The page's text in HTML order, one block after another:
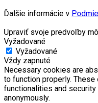
Ďalšie informácie v
Upraviť svoje predvoľby
Vyžadované
Vyžadované
Vždy zapnuté
Necessary cookies are
to function properly.
functionalities and
anonymously.